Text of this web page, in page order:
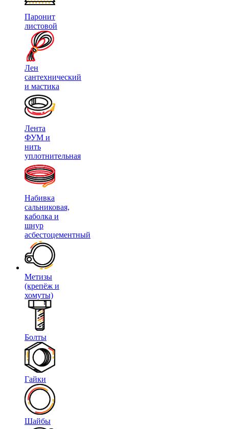
Паронит
листовой
Лен
сантехнический
и мастика
Лента
ФУМ и
нить
уплотнительная
Набивка
сальниковая,
каболка и
шнур
асбестоцементный
Метизы
(крепёж и
хомуты)
Болты
Гайки
Шайбы